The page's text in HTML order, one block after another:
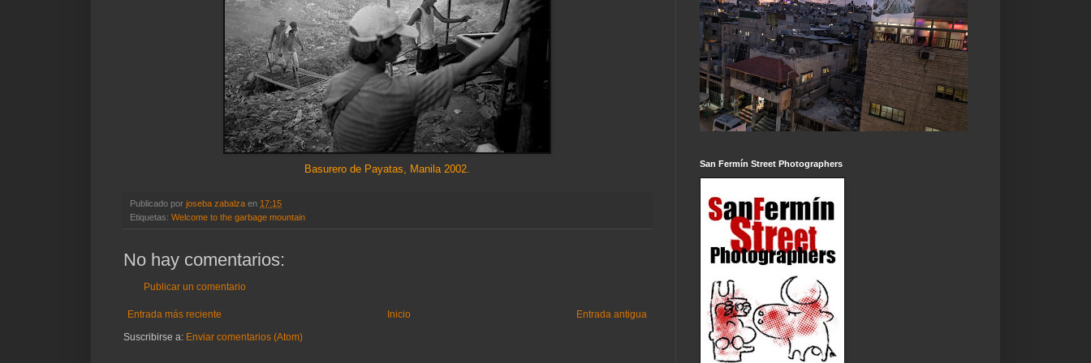
Basurero de Payatas, Manila 2002.
Publicado por joseba zabalza en 17:15
Etiquetas: Welcome to the garbage mountain
No hay comentarios:
Publicar un comentario
Entrada más reciente Entrada antigua
Inicio
Suscribirse a: Enviar comentarios (Atom)
San Fermín Street Photographers